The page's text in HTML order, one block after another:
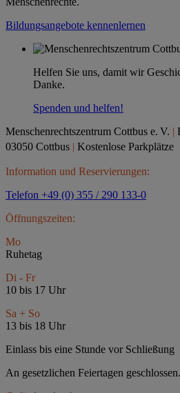
Bildungsangebote kennenlernen
Helfen Sie uns, damit wir
Danke.
Spenden und helfen!
Menschenrechtszentrum Cottbus e. V. |
03050 Cottbus | Kostenlose Parkplätze
Information und Reservierungen:
Telefon +49 (0) 355 / 290 133-0
Öffnungszeiten:
Mo
Ruhetag
Di - Fr
10 bis 17 Uhr
Sa + So
13 bis 18 Uhr
Einlass bis eine Stunde vor Schließung
An gesetzlichen Feiertagen geschlossen.